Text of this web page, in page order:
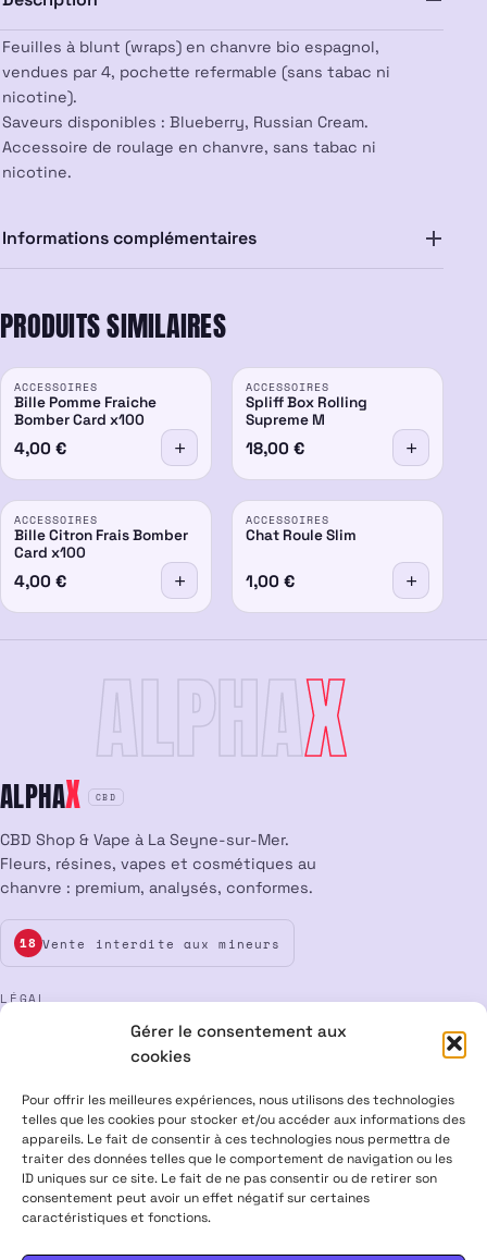
Gérer le consentement aux
cookies
Pour offrir les meilleures expériences, nous utilisons des technologies
telles que les cookies pour stocker et/ou accéder aux informations des
appareils. Le fait de consentir à ces technologies nous permettra de
traiter des données telles que le comportement de navigation ou les
ID uniques sur ce site. Le fait de ne pas consentir ou de retirer son
consentement peut avoir un effet négatif sur certaines
caractéristiques et fonctions.
4)
Feuilles à blunt (wraps) en chanvre bio espagnol,
vendues par 4, pochette refermable (sans tabac ni
nicotine).
Saveurs disponibles : Blueberry, Russian Cream.
Accessoire de roulage en chanvre, sans tabac ni
nicotine.
Informations complémentaires
PRODUITS SIMILAIRES
ACCESSOIRES
Bille Pomme Fraiche
Bomber Card x100
4,00 €
ACCESSOIRES
Spliff Box Rolling
Supreme M
18,00 €
ACCESSOIRES
Bille Citron Frais Bomber
Card x100
4,00 €
ACCESSOIRES
Chat Roule Slim
1,00 €
ALPHAX
ALPHAX CBD
CBD Shop & Vape à La Seyne-sur-Mer.
Fleurs, résines, vapes et cosmétiques au
chanvre : premium, analysés, conformes.
18 Vente interdite aux mineurs
LÉGAL
CGV Confidentialité
Cookies
ALPHA X CBD Shop © 2026 · Tous droits réservés
Visa
Mastercard CB
PRODUITS CONTENANT MOINS DE 0,3 % DE THC, CONFORMES À LA